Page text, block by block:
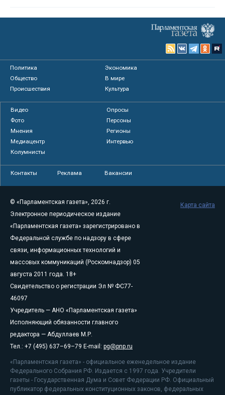
Политика
Экономика
Общество
В мире
Происшествия
Культура
Видео
Опросы
Фото
Персоны
Мнения
Регионы
Медиацентр
Интервью
Колумнисты
Контакты Реклама Вакансии
© «Парламентская газета», 2026 г.
Электронное периодическое издание
«Парламентская газета» зарегистрировано в
Федеральной службе по надзору в сфере
связи, информационных технологий и
массовых коммуникаций (Роскомнадзор) 05
августа 2011 года. 18+
Свидетельство о регистрации Эл № ФС77-
46097
Учредитель — АНО «Парламентская газета»
Исполняющий обязанности главного
редактора — Абдуллаев М.Р.
Тел.: +7 (495) 637–69–79 E-mail: pg@pnp.ru
«Парламентская газета» - официальное еженедельное издание
Федерального Собрания РФ. Издается с 1997 года. Учредители
газеты - Государственная Дума и Совет Федерации РФ. Официальный
публикатор федеральных конституционных законов, федеральных
Карта сайта